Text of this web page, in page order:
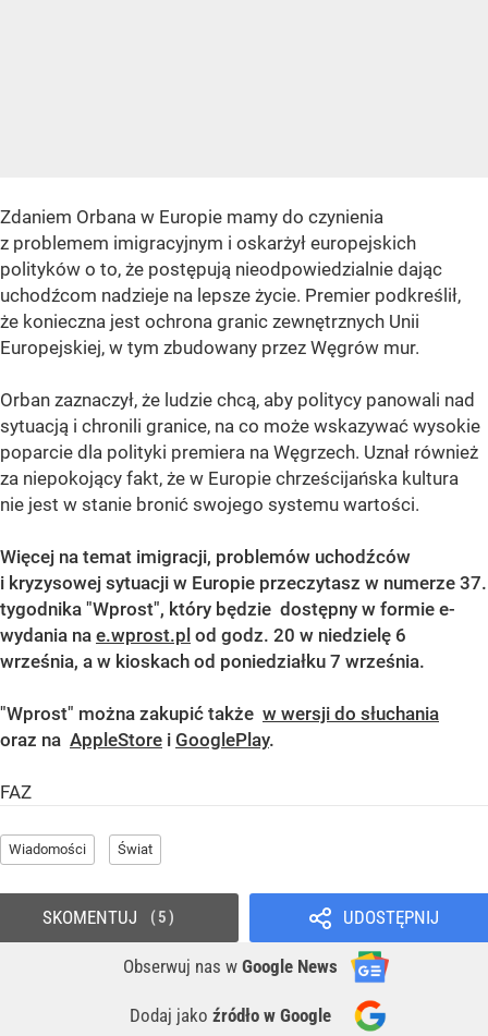
Zdaniem Orbana w Europie mamy do czynienia
z problemem imigracyjnym i oskarżył europejskich
polityków o to, że postępują nieodpowiedzialnie dając
uchodźcom nadzieje na lepsze życie. Premier podkreślił,
że konieczna jest ochrona granic zewnętrznych Unii
Europejskiej, w tym zbudowany przez Węgrów mur.
Orban zaznaczył, że ludzie chcą, aby politycy panowali nad
sytuacją i chronili granice, na co może wskazywać wysokie
poparcie dla polityki premiera na Węgrzech. Uznał również
za niepokojący fakt, że w Europie chrześcijańska kultura
nie jest w stanie bronić swojego systemu wartości.
Więcej na temat imigracji, problemów uchodźców
i kryzysowej sytuacji w Europie przeczytasz w numerze 37.
tygodnika "Wprost", który będzie dostępny w formie e-
wydania na e.wprost.pl od godz. 20 w niedzielę 6
września, a w kioskach od poniedziałku 7 września.
"Wprost" można zakupić także w wersji do słuchania
oraz na AppleStore i GooglePlay.
FAZ
Wiadomości Świat
UDOSTĘPNIJ
Obserwuj nas w Google News
Dodaj jako źródło w Google
SKOMENTUJ 5